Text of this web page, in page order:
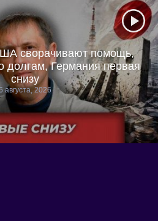
сворачивают помощь,
долгам, Германия первая
снизу
августа, 2026